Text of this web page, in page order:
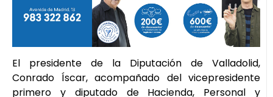
El presidente de la Diputación de Valladolid,
Conrado Íscar, acompañado del vicepresidente
primero y diputado de Hacienda, Personal y